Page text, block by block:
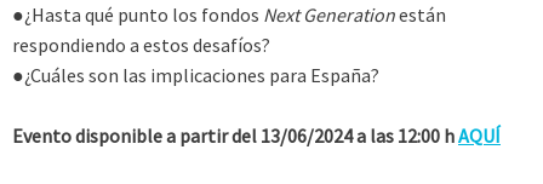
●¿Hasta qué punto los fondos Next Generationestán
respondiendo a estos desafíos?
●¿Cuáles son las implicaciones para España?
Evento disponible a partir del 13/06/2024 a las 12:00 hAQUÍ